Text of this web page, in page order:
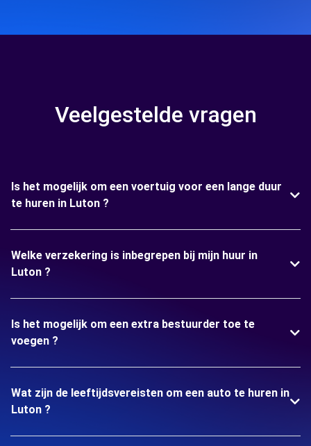
Veelgestelde vragen
Is het mogelijk om een voertuig voor een lange duur
te huren in Luton ?
Welke verzekering is inbegrepen bij mijn huur in
Luton ?
Is het mogelijk om een extra bestuurder toe te
voegen ?
Wat zijn de leeftijdsvereisten om een auto te huren in
Luton ?